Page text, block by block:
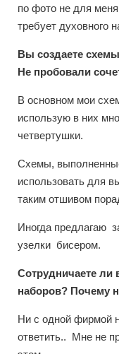
по фото не для
требует духовного
Вы создаете
Не пробовали
В основном мои
использую в них
четвертушки.
Схемы,
использовать для
таким отшивом
Иногда предлагаю
узелки бисером.
Сотрудничаете ли
наборов? Почему
Ни с одной фирмой
ответить.. Мне не